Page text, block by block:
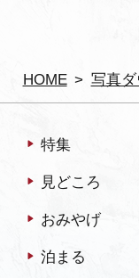
HOME 写真
特集
見どころ
おみやげ
泊まる